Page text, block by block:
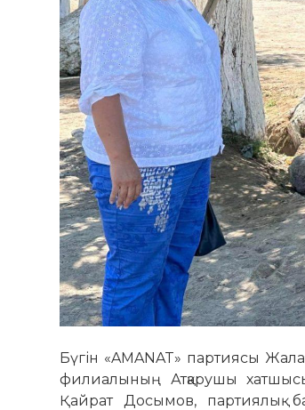
Бүгін «AMANAT» партиясы
филиалының Атқарушы
Қайрат Досымов, партиялық